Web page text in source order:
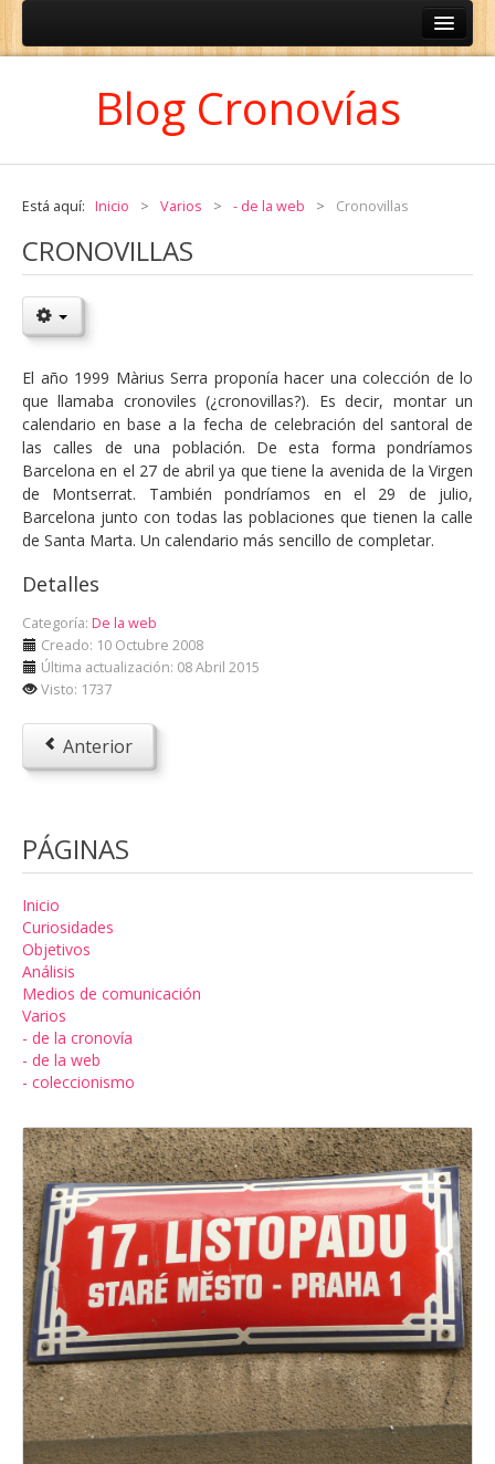
Blog Cronovías
Está aquí: Inicio > Varios > - de la web > Cronovillas
CRONOVILLAS
El año 1999 Màrius Serra proponía hacer una colección de lo
que llamaba cronoviles (¿cronovillas?). Es decir, montar un
calendario en base a la fecha de celebración del santoral de
las calles de una población. De esta forma pondríamos
Barcelona en el 27 de abril ya que tiene la avenida de la Virgen
de Montserrat. También pondríamos en el 29 de julio,
Barcelona junto con todas las poblaciones que tienen la calle
de Santa Marta. Un calendario más sencillo de completar.
Detalles
Categoría: De la web
Creado: 10 Octubre 2008
Última actualización: 08 Abril 2015
Visto: 1737
Anterior
PÁGINAS
Inicio
Curiosidades
Objetivos
Análisis
Medios de comunicación
Varios
- de la cronovía
- de la web
- coleccionismo